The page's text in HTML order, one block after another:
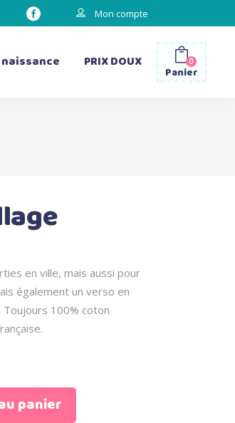
Mon compte
d’épaule
à langer
PRIX DOUX
Panier
0
en ville, mais aussi pour
également un verso en
100% coton
panier